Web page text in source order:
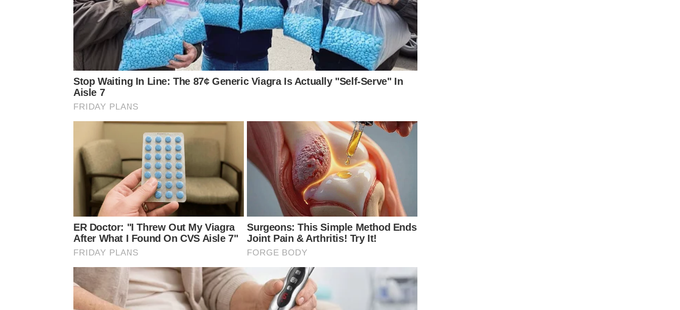
Stop Waiting In Line: The 87¢ Generic Viagra Is Actually "Self-Serve" In
Aisle 7
FRIDAY PLANS
ER Doctor: "I Threw Out My Viagra
After What I Found On CVS Aisle 7"
FRIDAY PLANS
Surgeons: This Simple Method Ends
Joint Pain & Arthritis! Try It!
FORGE BODY